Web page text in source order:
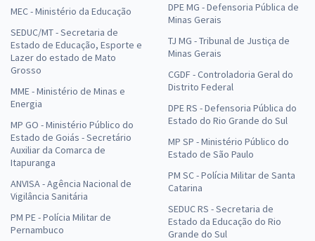
MEC - Ministério da Educação
SEDUC/MT - Secretaria de
Estado de Educação, Esporte e
Lazer do estado de Mato
Grosso
MME - Ministério de Minas e
Energia
MP GO - Ministério Público do
Estado de Goiás - Secretário
Auxiliar da Comarca de
Itapuranga
ANVISA - Agência Nacional de
Vigilância Sanitária
PM PE - Polícia Militar de
Pernambuco
DPE MG - Defensoria Pública de
Minas Gerais
TJ MG - Tribunal de Justiça de
Minas Gerais
CGDF - Controladoria Geral do
Distrito Federal
DPE RS - Defensoria Pública do
Estado do Rio Grande do Sul
MP SP - Ministério Público do
Estado de São Paulo
PM SC - Polícia Militar de Santa
Catarina
SEDUC RS - Secretaria de
Estado da Educação do Rio
Grande do Sul